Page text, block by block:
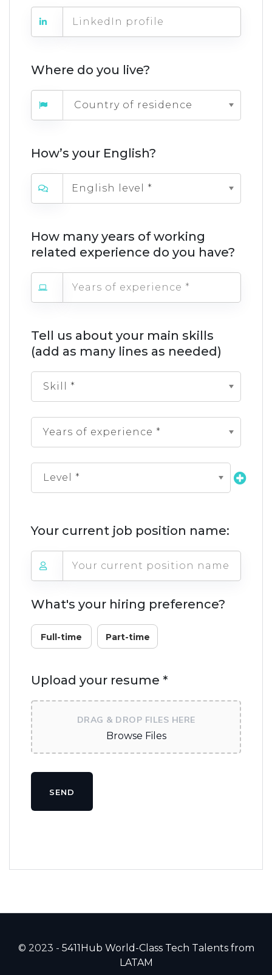
Where do you live?
Country of residence
How’s your English?
English level *
How many years of working
related experience do you have?
Tell us about your main skills
(add as many lines as needed)
Skill *
Years of experience *
Level *
Your current job position name:
What's your hiring preference?
Full-time Part-time
Upload your resume *
DRAG & DROP FILES HERE
Browse Files
SEND
© 2023 - 5411Hub World-Class Tech Talents from
LATAM